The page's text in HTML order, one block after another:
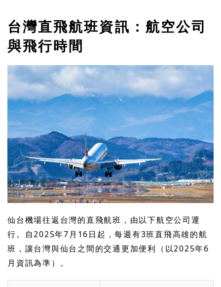
台灣直飛航班資訊：航空公司
與飛行時間
仙台機場往返台灣的直飛航班，由以下航空公司運
行。自2025年7月16日起，每週有3班直飛高雄的航
班，讓台灣與仙台之間的交通更加便利（以2025年6
月資訊為準）。